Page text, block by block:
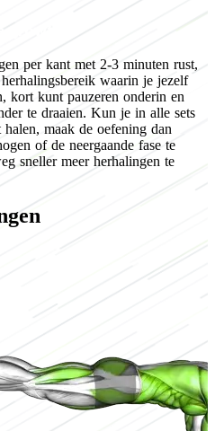
per kant met 2-3 minuten rust,
waarin je jezelf
kort kunt pauzeren onderin en
te draaien. Kun je in alle sets
maak de oefening dan
of de neergaande fase te
sneller meer herhalingen te